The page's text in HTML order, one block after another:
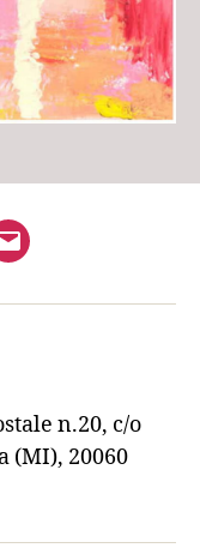
Email
n.20, c/o
(MI), 20060